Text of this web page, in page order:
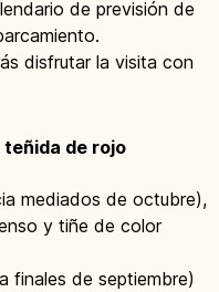
de previsión de
disfrutar la visita con
teñida de rojo
mediados de octubre),
y tiñe de color
finales de septiembre)